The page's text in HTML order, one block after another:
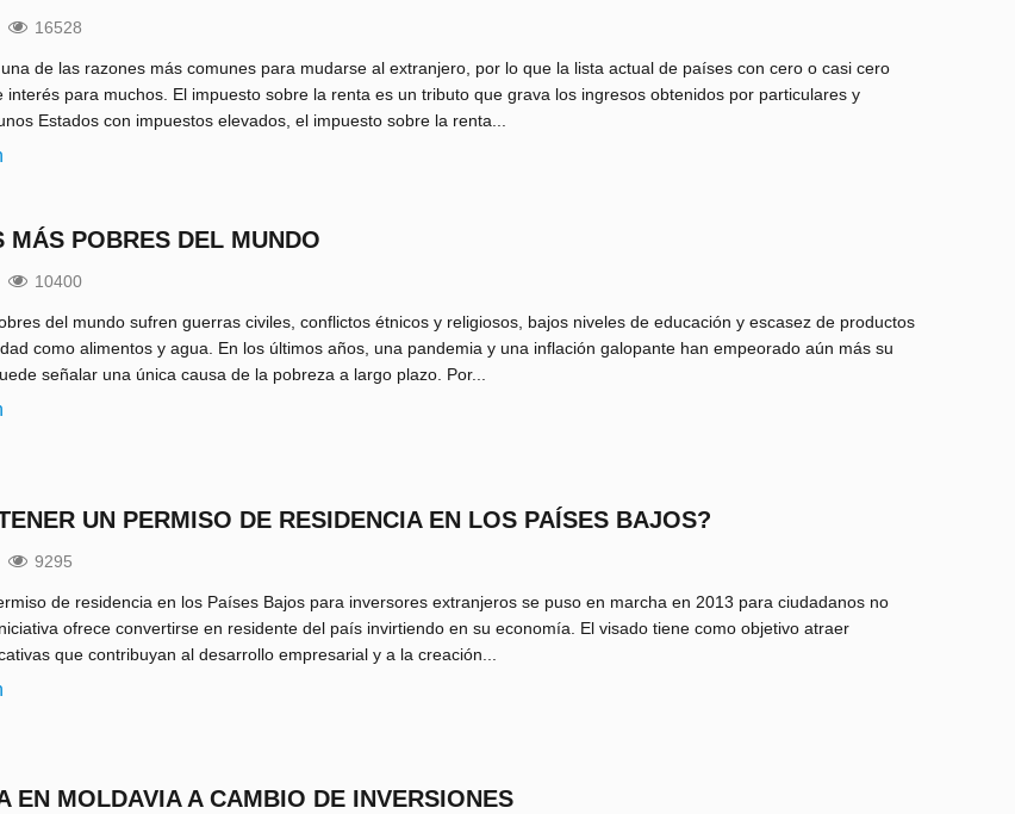
16528
de las razones más comunes para mudarse al extranjero, por lo que la lista actual de países con cero o casi cero
interés para muchos. El impuesto sobre la renta es un tributo que grava los ingresos obtenidos por particulares y
Estados con impuestos elevados, el impuesto sobre la renta...
MÁS POBRES DEL MUNDO
10400
del mundo sufren guerras civiles, conflictos étnicos y religiosos, bajos niveles de educación y escasez de productos
como alimentos y agua. En los últimos años, una pandemia y una inflación galopante han empeorado aún más su
señalar una única causa de la pobreza a largo plazo. Por...
UN PERMISO DE RESIDENCIA EN LOS PAÍSES BAJOS?
9295
de residencia en los Países Bajos para inversores extranjeros se puso en marcha en 2013 para ciudadanos no
ofrece convertirse en residente del país invirtiendo en su economía. El visado tiene como objetivo atraer
que contribuyan al desarrollo empresarial y a la creación...
EN MOLDAVIA A CAMBIO DE INVERSIONES